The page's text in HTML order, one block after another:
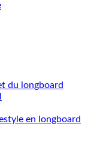
du longboard
en longboard